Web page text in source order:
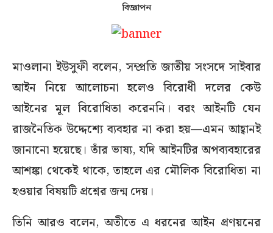
বিজ্ঞাপন
মাওলানা ইউসুফী বলেন, সম্প্রতি জাতীয় সংসদে সাইবার
আইন নিয়ে আলোচনা হলেও বিরোধী দলের কেউ
আইনের মূল বিরোধিতা করেননি। বরং আইনটি যেন
রাজনৈতিক উদ্দেশ্যে ব্যবহার না করা হয়—এমন আহ্বানই
জানানো হয়েছে। তাঁর ভাষ্য, যদি আইনটির অপব্যবহারের
আশঙ্কা থেকেই থাকে, তাহলে এর মৌলিক বিরোধিতা না
হওয়ার বিষয়টি প্রশ্নের জন্ম দেয়।
তিনি আরও বলেন, অতীতে এ ধরনের আইন প্রণয়নের